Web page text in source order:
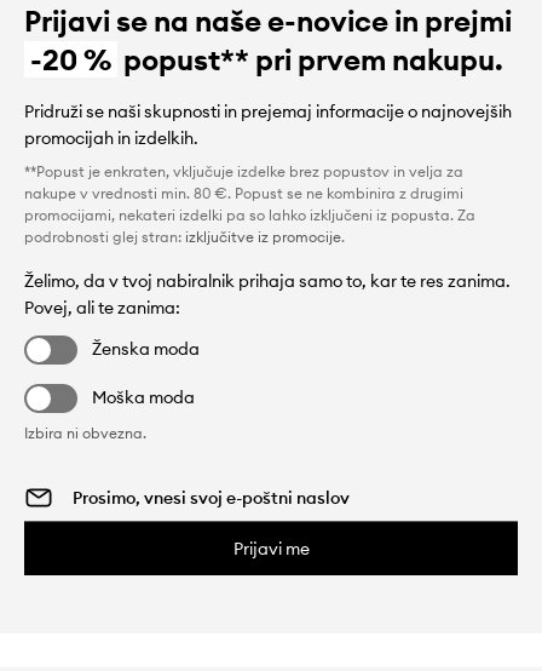
Prijavi se na naše e-novice in prejmi
-20 % popust** pri prvem nakupu.
Pridruži se naši skupnosti in prejemaj informacije o najnovejših
promocijah in izdelkih.
**Popust je enkraten, vključuje izdelke brez popustov in velja za
nakupe v vrednosti min. 80 €. Popust se ne kombinira z drugimi
promocijami, nekateri izdelki pa so lahko izključeni iz popusta. Za
podrobnosti glej stran: izključitve iz promocije.
Želimo, da v tvoj nabiralnik prihaja samo to, kar te res zanima.
Povej, ali te zanima:
Ženska moda
Moška moda
Izbira ni obvezna.
Prijavi me